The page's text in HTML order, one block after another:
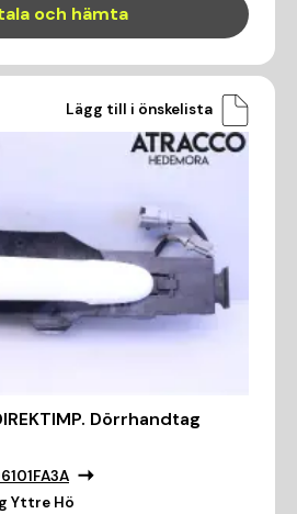
och hämta
Lägg till i önskelista
Dörrhandtag
Yttre Hö